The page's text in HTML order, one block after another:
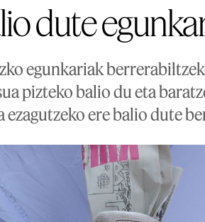
dute
egunkariak
pizteko balio du eta
ere balio dute